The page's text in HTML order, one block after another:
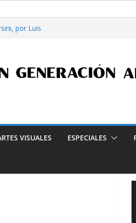
por Luis
Lunes 03 de
01 de Agosto de
VISUALES ESPECIALES